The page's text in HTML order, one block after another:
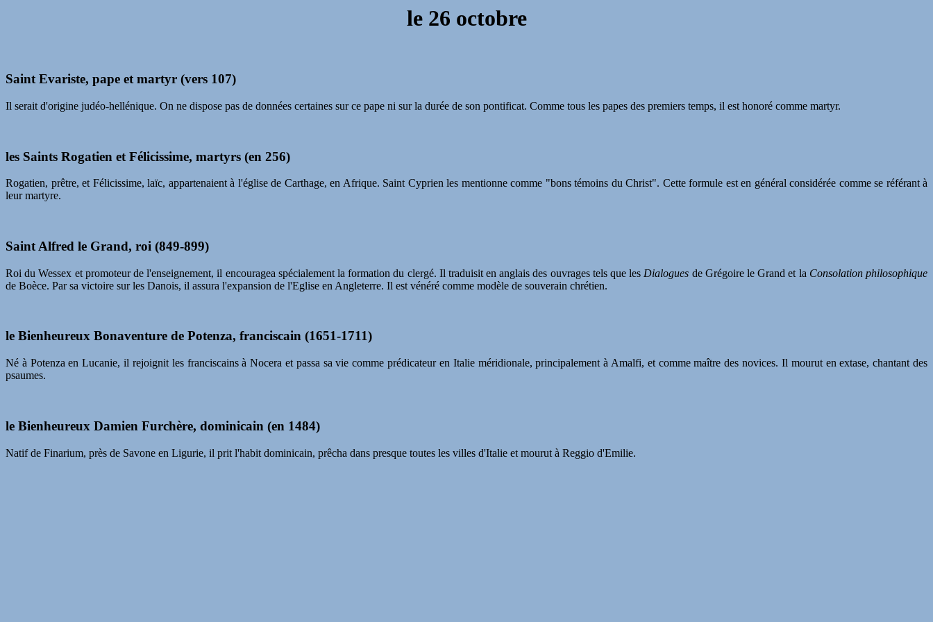
le 26 octobre
Saint Evariste, pape et martyr (vers 107)
Il serait d'origine judéo-hellénique. On ne dispose pas de données certaines sur ce pape ni sur la durée de son pontificat. Comme tous les papes des premiers temps, il est honoré comme martyr.
les Saints Rogatien et Félicissime, martyrs (en 256)
Rogatien, prêtre, et Félicissime, laïc, appartenaient à l'église de Carthage, en Afrique. Saint Cyprien les mentionne comme "bons témoins du Christ". Cette formule est en général considérée comme se référant à
leur martyre.
Saint Alfred le Grand, roi (849-899)
Roi du Wessex et promoteur de l'enseignement, il encouragea spécialement la formation du clergé. Il traduisit en anglais des ouvrages tels que les Dialogues de Grégoire le Grand et la Consolation philosophique
de Boèce. Par sa victoire sur les Danois, il assura l'expansion de l'Eglise en Angleterre. Il est vénéré comme modèle de souverain chrétien.
le Bienheureux Bonaventure de Potenza, franciscain (1651-1711)
Né à Potenza en Lucanie, il rejoignit les franciscains à Nocera et passa sa vie comme prédicateur en Italie méridionale, principalement à Amalfi, et comme maître des novices. Il mourut en extase, chantant des
psaumes.
le Bienheureux Damien Furchère, dominicain (en 1484)
Natif de Finarium, près de Savone en Ligurie, il prit l'habit dominicain, prêcha dans presque toutes les villes d'Italie et mourut à Reggio d'Emilie.